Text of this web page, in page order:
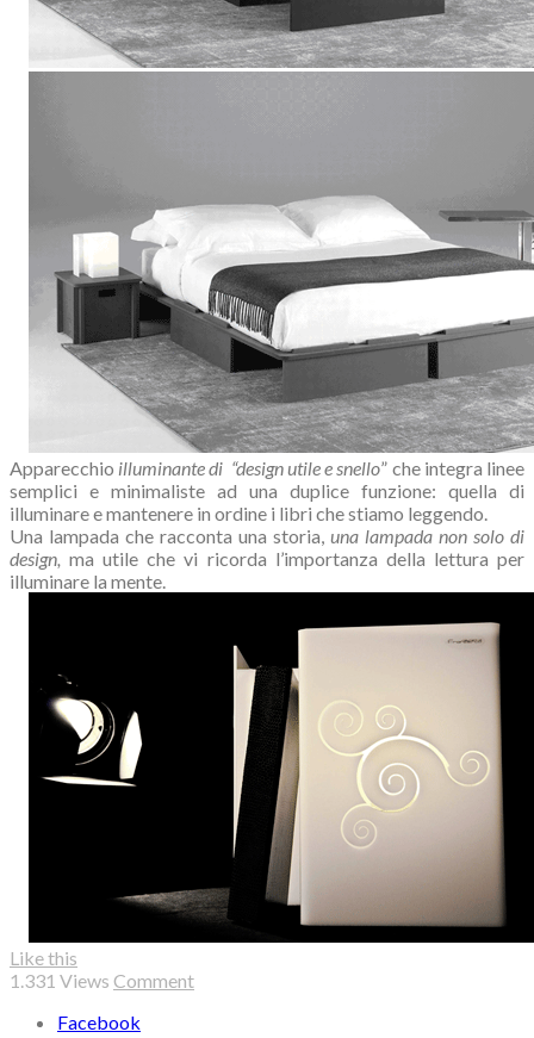
Apparecchio illuminante di “design utile e snello” che integra linee
semplici e minimaliste ad una duplice funzione: quella di
illuminare e mantenere in ordine i libri che stiamo leggendo.
Una lampada che racconta una storia, una lampada non solo di
design, ma utile che vi ricorda l’importanza della lettura per
illuminare la mente.
Like this
1.331 Views Comment
Facebook